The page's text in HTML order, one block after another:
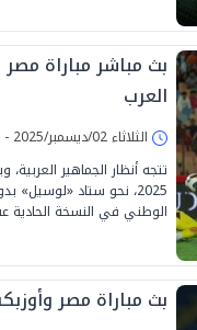
بث مباشر مباراة
العرب
الثلاثاء 02/ديسمبر/2025 - 04:25 م
2025، نحو ستاد «لوسيل»
الوطني في النسخة الحادية
بث مباراة مصر